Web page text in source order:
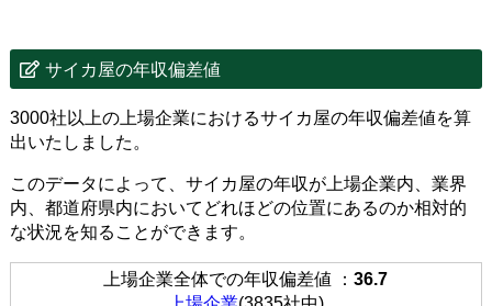
サイカ屋の年収偏差値
3000社以上の上場企業におけるサイカ屋の年収偏差値を算
出いたしました。
このデータによって、サイカ屋の年収が上場企業内、業界
内、都道府県内においてどれほどの位置にあるのか相対的
な状況を知ることができます。
上場企業全体での年収偏差値 ：36.7